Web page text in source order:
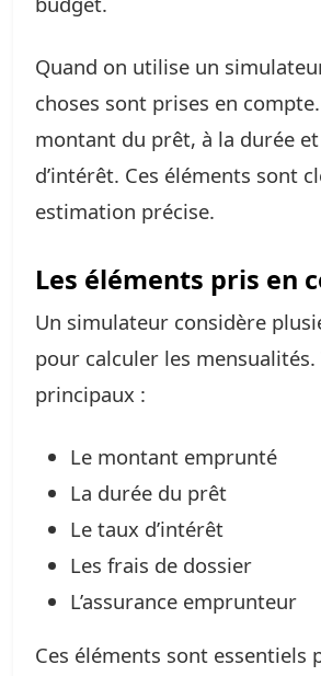
Quand on utilise un
choses sont prises en
montant du prêt, à la durée
d’intérêt. Ces éléments sont
estimation précise.
Les éléments pris en
Un simulateur considère
pour calculer les mensualités.
principaux :
Le montant emprunté
La durée du prêt
Le taux d’intérêt
Les frais de dossier
L’assurance emprunteur
Ces éléments sont essentiels